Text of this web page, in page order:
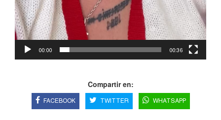
00:00 00:36
Compartir en:
FACEBOOK TWITTER WHATSAPP